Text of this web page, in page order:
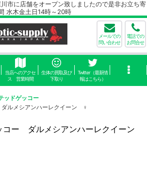
をオープン致しましたので是非お立ち寄
木金土日14時～20時
メールでの
問い合わせ
電話での
お問合せ
当店へのアクセ
ス 営業時間
生体の買取及び
下取り
Twitter（最新情
報はこちら）
ッドゲッコー
ルメシアンハーレクイーン ♀
コー ダルメシアンハーレクイーン